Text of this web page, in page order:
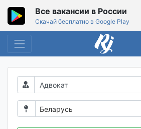
Все вакансии в России
Скачай бесплатно в Google Play
Беларусь